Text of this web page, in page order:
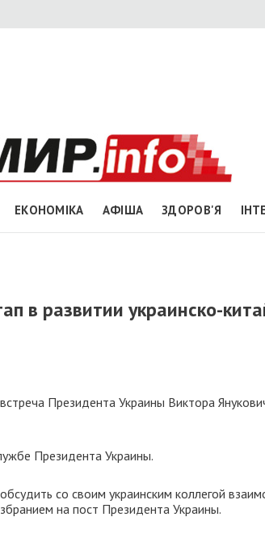
ЕКОНОМІКА АФІША ЗДОРОВ'Я
в развитии украинско-
Президента Украины Виктора
Президента Украины.
со своим украинским коллегой
на пост Президента Украины.